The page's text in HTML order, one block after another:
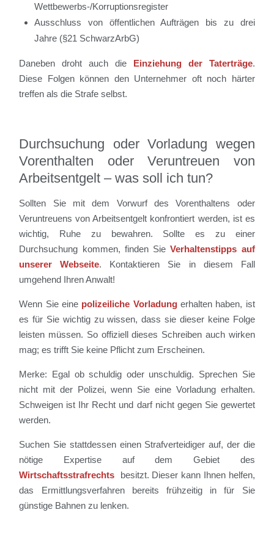
Wettbewerbs-/Korruptionsregister
Ausschluss von öffentlichen Aufträgen bis zu drei
Jahre (§21 SchwarzArbG)
Daneben droht auch die Einziehung der Taterträge.
Diese Folgen können den Unternehmer oft noch härter
treffen als die Strafe selbst.
Durchsuchung oder Vorladung wegen
Vorenthalten oder Veruntreuen von
Arbeitsentgelt – was soll ich tun?
Sollten Sie mit dem Vorwurf des Vorenthaltens oder
Veruntreuens von Arbeitsentgelt konfrontiert werden, ist es
wichtig, Ruhe zu bewahren. Sollte es zu einer
Durchsuchung kommen, finden SieVerhaltenstipps auf
unserer Webseite. Kontaktieren Sie in diesem Fall
umgehend Ihren Anwalt!
Wenn Sie eine polizeiliche Vorladungerhalten haben, ist
es für Sie wichtig zu wissen, dass sie dieser keine Folge
leisten müssen. So offiziell dieses Schreiben auch wirken
mag; es trifft Sie keine Pflicht zum Erscheinen.
Merke: Egal ob schuldig oder unschuldig. Sprechen Sie
nicht mit der Polizei, wenn Sie eine Vorladung erhalten.
Schweigen ist Ihr Recht und darf nicht gegen Sie gewertet
werden.
Suchen Sie stattdessen einen Strafverteidiger auf, der die
nötige Expertise auf dem Gebiet des
Wirtschaftsstrafrechts besitzt. Dieser kann Ihnen helfen,
das Ermittlungsverfahren bereits frühzeitig in für Sie
günstige Bahnen zu lenken.